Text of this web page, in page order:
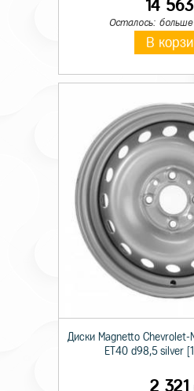
14 563
Осталось:
В
Диски Magnetto Chevrolet-
ET40 d98,5 silver
2 321